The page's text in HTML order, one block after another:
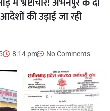
की उड़ाई जा रही
8:14 pm No Comments